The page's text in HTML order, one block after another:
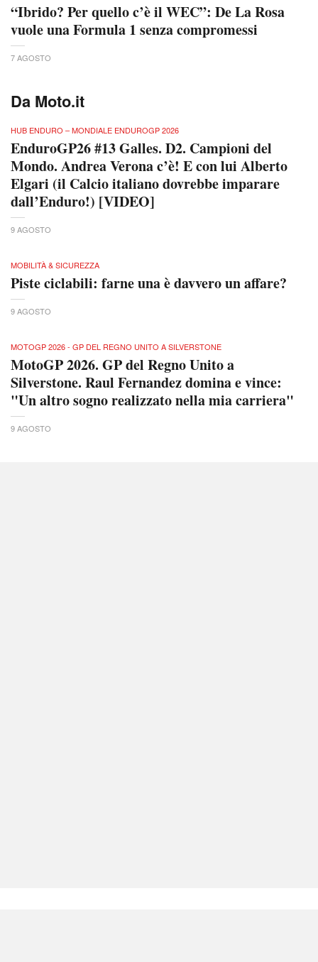
“Ibrido? Per quello c’è il WEC”: De La Rosa
vuole una Formula 1 senza compromessi
7 AGOSTO
Da Moto.it
HUB ENDURO – MONDIALE ENDUROGP 2026
EnduroGP26 #13 Galles. D2. Campioni del
Mondo. Andrea Verona c’è! E con lui Alberto
Elgari (il Calcio italiano dovrebbe imparare
dall’Enduro!) [VIDEO]
9 AGOSTO
MOBILITÀ & SICUREZZA
Piste ciclabili: farne una è davvero un affare?
9 AGOSTO
MOTOGP 2026 - GP DEL REGNO UNITO A SILVERSTONE
MotoGP 2026. GP del Regno Unito a
Silverstone. Raul Fernandez domina e vince:
"Un altro sogno realizzato nella mia carriera"
9 AGOSTO